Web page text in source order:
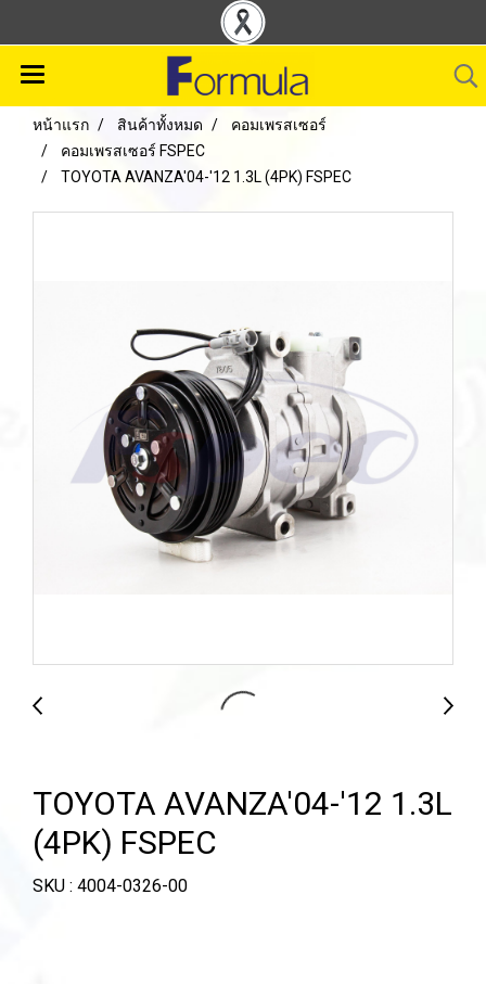
หน้าแรก สินค้าทั้งหมด
คอมเพรสเซอร์
คอมเพรสเซอร์ FSPEC
TOYOTA AVANZA'04-'12 1.3L (4PK) FSPEC
TOYOTA AVANZA'04-'12 1.3L
(4PK) FSPEC
SKU : 4004-0326-00